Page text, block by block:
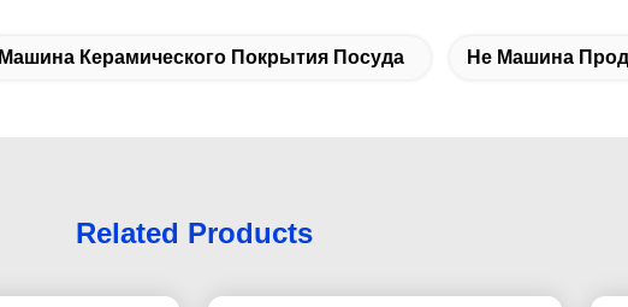
Машина Керамического Покрытия Посуда Не Машина
Related Products